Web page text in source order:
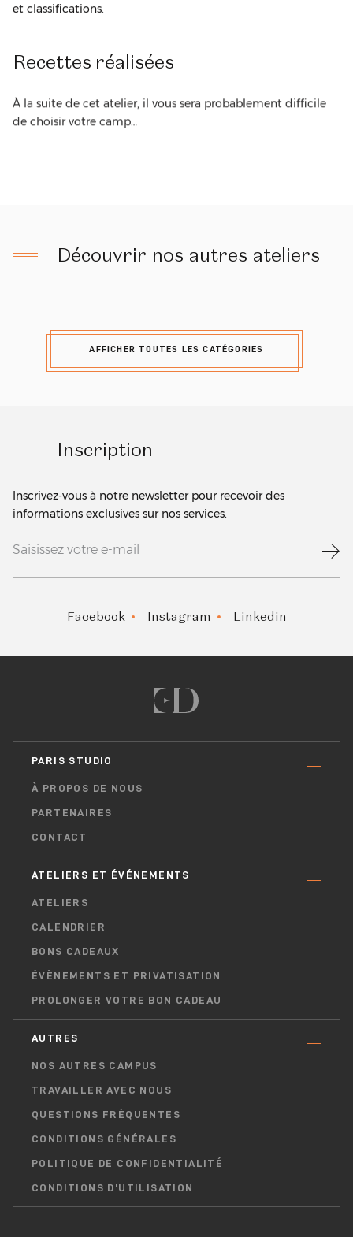
et classifications.
Recettes réalisées
À la suite de cet atelier, il vous sera probablement difficile
de choisir votre camp…
Découvrir nos autres ateliers
AFFICHER TOUTES LES CATÉGORIES
Inscription
Inscrivez-vous à notre newsletter pour recevoir des
informations exclusives sur nos services.
Facebook Instagram Linkedin
PARIS STUDIO
À PROPOS DE NOUS
PARTENAIRES
CONTACT
ATELIERS ET ÉVÉNEMENTS
ATELIERS
CALENDRIER
BONS CADEAUX
ÉVÈNEMENTS ET PRIVATISATION
PROLONGER VOTRE BON CADEAU
AUTRES
NOS AUTRES CAMPUS
TRAVAILLER AVEC NOUS
QUESTIONS FRÉQUENTES
CONDITIONS GÉNÉRALES
POLITIQUE DE CONFIDENTIALITÉ
CONDITIONS D'UTILISATION